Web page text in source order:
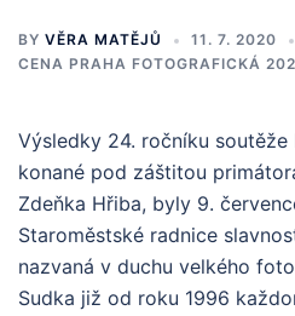
BY VĚRA MATĚJŮ
11. 7. 2020
CENA PRAHA FOTOGRAFICKÁ
Výsledky 24. ročníku
konané pod záštitou
Zdeňka Hřiba, byly 9.
Staroměstské radnice
nazvaná v duchu velkého
Sudka již od roku 1996